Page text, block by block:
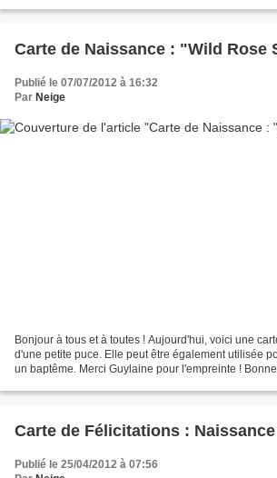
Carte de Naissance : "Wild Rose
Publié le 07/07/2012 à 16:32
Par Neige
Bonjour à tous et à toutes ! Aujourd'hui, voici une
d'une petite puce. Elle peut être également utilisée
un baptême. Merci Guylaine pour l'empreinte !
Carte de Félicitations :
Publié le 25/04/2012 à 07:56